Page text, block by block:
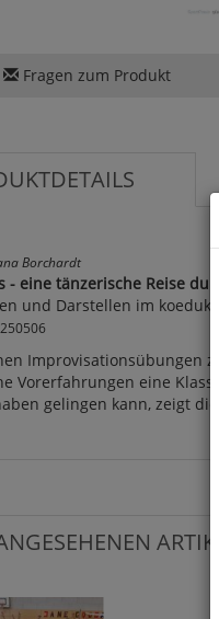
Fragen zum Produkt
Borchardt
- eine tänzerische Reise
und Darstellen im
Improvisationsübungen
Vorerfahrungen eine
gelingen kann, zeigt